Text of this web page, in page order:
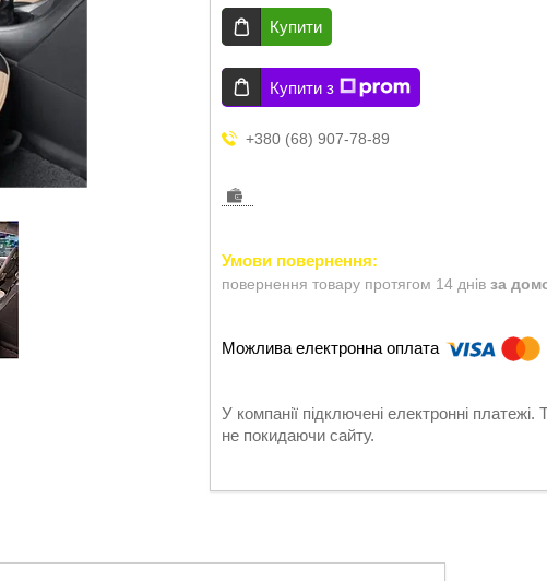
Купити
Купити з
+380 (68) 907-78-89
повернення товару протягом 14 днів за
У компанії підключені електронні
не покидаючи сайту.